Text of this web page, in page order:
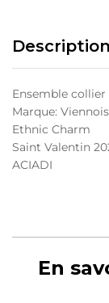
Description
Ensemble collier
Marque: Viennois
Ethnic Charm
Saint Valentin
ACIADI
En